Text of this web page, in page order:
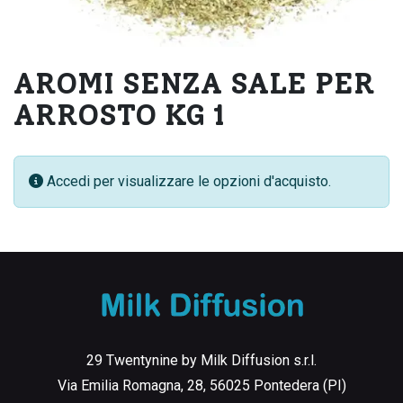
AROMI SENZA SALE PER
ARROSTO KG 1
Accedi per visualizzare le opzioni d'acquisto.
29 Twentynine by Milk Diffusion s.r.l.
Via Emilia Romagna, 28, 56025 Pontedera (PI)